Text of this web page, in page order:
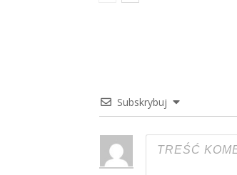
Subskrybuj